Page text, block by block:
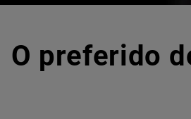
O preferido